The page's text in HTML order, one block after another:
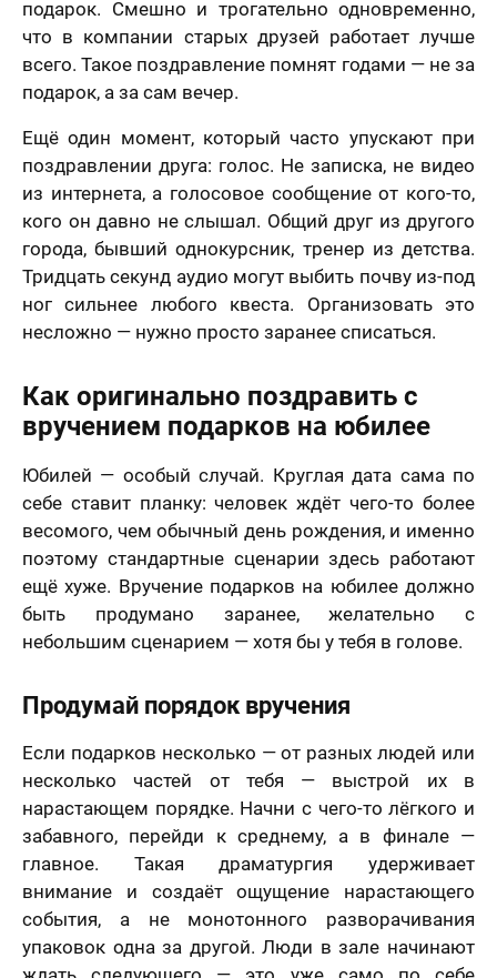
подарок. Смешно и трогательно одновременно,
что в компании старых друзей работает лучше
всего. Такое поздравление помнят годами — не за
подарок, а за сам вечер.
Ещё один момент, который часто упускают при
поздравлении друга: голос. Не записка, не видео
из интернета, а голосовое сообщение от кого-то,
кого он давно не слышал. Общий друг из другого
города, бывший однокурсник, тренер из детства.
Тридцать секунд аудио могут выбить почву из-под
ног сильнее любого квеста. Организовать это
несложно — нужно просто заранее списаться.
Как оригинально поздравить с
вручением подарков на юбилее
Юбилей — особый случай. Круглая дата сама по
себе ставит планку: человек ждёт чего-то более
весомого, чем обычный день рождения, и именно
поэтому стандартные сценарии здесь работают
ещё хуже. Вручение подарков на юбилее должно
быть продумано заранее, желательно с
небольшим сценарием — хотя бы у тебя в голове.
Продумай порядок вручения
Если подарков несколько — от разных людей или
несколько частей от тебя — выстрой их в
нарастающем порядке. Начни с чего-то лёгкого и
забавного, перейди к среднему, а в финале —
главное. Такая драматургия удерживает
внимание и создаёт ощущение нарастающего
события, а не монотонного разворачивания
упаковок одна за другой. Люди в зале начинают
Я принимаю условиядоговора оферты
Более 3 лиц
70 х 70 см
70 х 100 см
Пока не
решил (а)
«О
на условиях
на
Политике в
условия
оферты
Назад Вперед